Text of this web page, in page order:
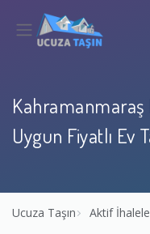
Uygun Fiyatlı Ev
Ucuza Taşın Aktif